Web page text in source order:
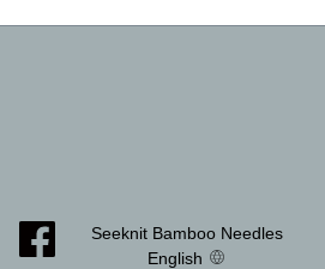
Seeknit Bamboo Needles
English